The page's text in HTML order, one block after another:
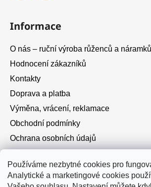
Používáme nezbytné cookies pro
Analytické a marketingové cookies
Informace
O nás – ruční výroba růženců a
Hodnocení zákazníků
Kontakty
Doprava a platba
Výměna, vrácení, reklamace
Obchodní podmínky
Ochrana osobních údajů